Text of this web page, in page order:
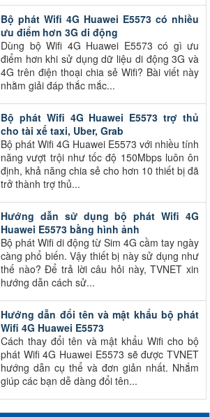
Bộ phát Wifi 4G Huawei E5573 có nhiều
ưu điểm hơn 3G di động
Dùng bộ Wifi 4G Huawei E5573 có gì ưu
điểm hơn khi sử dụng dữ liệu di động 3G và
4G trên điện thoại chia sẻ Wifi? Bài viết này
nhằm giải đáp thắc mắc...
Bộ phát Wifi 4G Huawei E5573 trợ thủ
cho tài xế taxi, Uber, Grab
Bộ phát Wifi 4G Huawei E5573 với nhiều tính
năng vượt trội như tốc độ 150Mbps luôn ôn
định, khả năng chia sẻ cho hơn 10 thiết bị đã
trở thành trợ thủ...
Hướng dẫn sử dụng bộ phát Wifi 4G
Huawei E5573 bằng hình ảnh
Bộ phát Wifi di động từ Sim 4G cầm tay ngày
càng phổ biến. Vậy thiết bị này sử dụng như
thế nào? Để trả lời câu hỏi này, TVNET xin
hướng dẫn cách sử...
Hướng dẫn đổi tên và mật khẩu bộ phát
Wifi 4G Huawei E5573
Cách thay đổi tên và mật khẩu Wifi cho bộ
phát Wifi 4G Huawei E5573 sẽ được TVNET
hướng dẫn cụ thể và đơn giản nhất. Nhắm
giúp các bạn dễ dàng đổi tên...